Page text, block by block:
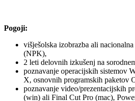
Pogoji:
višješolska izobrazba ali
(NPK),
2 leti delovnih izkušenj na
poznavanje operacijskih sistemov
X, osnovnih programskih paketov
poznavanje video/prezentacijskih
(win) ali Final Cut Pro (mac),